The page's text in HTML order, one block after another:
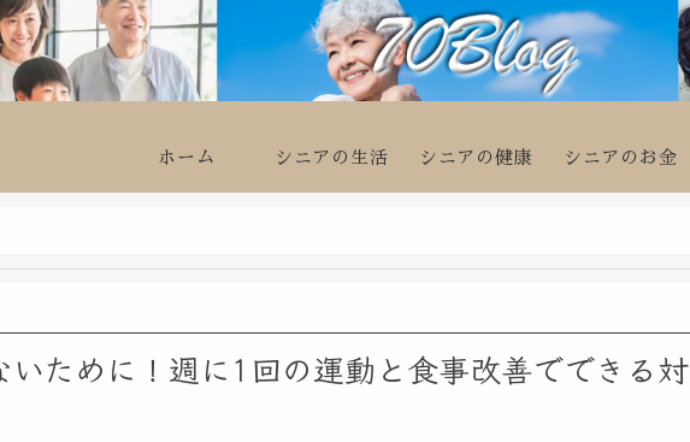
ホーム シニアの生活 シニアの健康 シニアのお金
いために！週に1回の運動と食事改善でできる対